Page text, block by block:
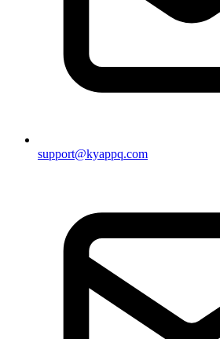
support@kyappq.com